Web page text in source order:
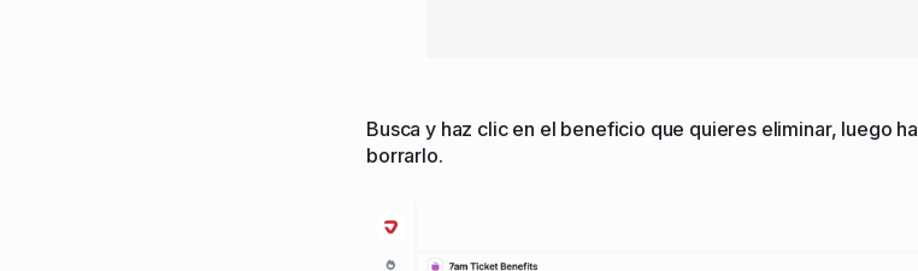
Busca y haz clic en el beneficio que quieres eliminar, luego
borrarlo.